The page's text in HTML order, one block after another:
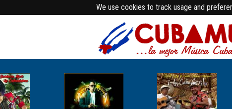
We use cookies to track usage and